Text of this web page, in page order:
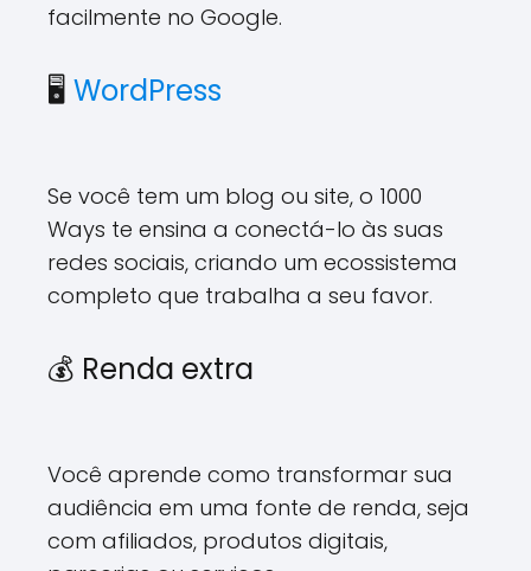
facilmente no Google.
🖥 WordPress
Se você tem um blog ou site, o 1000
Ways te ensina a conectá-lo às suas
redes sociais, criando um ecossistema
completo que trabalha a seu favor.
💰 Renda extra
Você aprende como transformar sua
audiência em uma fonte de renda, seja
com afiliados, produtos digitais,